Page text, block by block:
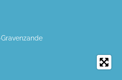
Gravenzande